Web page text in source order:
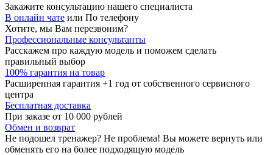
Закажите консультацию нашего специалиста
В онлайн чате или По телефону
Хотите, мы Вам перезвоним?
Профессиональные консультанты
Расскажем про каждую модель и поможем сделать
правильный выбор
100% гарантия на товар
Расширенная гарантия +1 год от собственного сервисного
центра
Бесплатная доставка
При заказе от 10 000 рублей
Обмен и возврат
Не подошел тренажер? Не проблема! Вы можете вернуть или
обменять его на более подходящую модель